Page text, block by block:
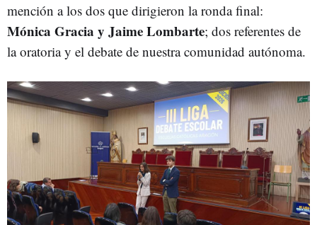
mención a los dos que dirigieron la ronda final:
Mónica Gracia y Jaime Lombarte; dos referentes de
la oratoria y el debate de nuestra comunidad autónoma.